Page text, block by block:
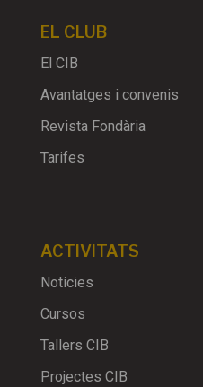
EL CLUB
El CIB
Avantatges i convenis
Revista Fondària
Tarifes
ACTIVITATS
Notícies
Cursos
Tallers CIB
Projectes CIB